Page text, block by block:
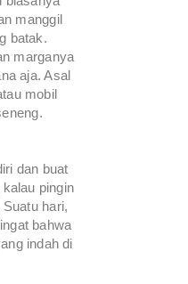
manggil
batak.
marganya
aja. Asal
mobil
dan buat
pingin
hari,
bahwa
indah di